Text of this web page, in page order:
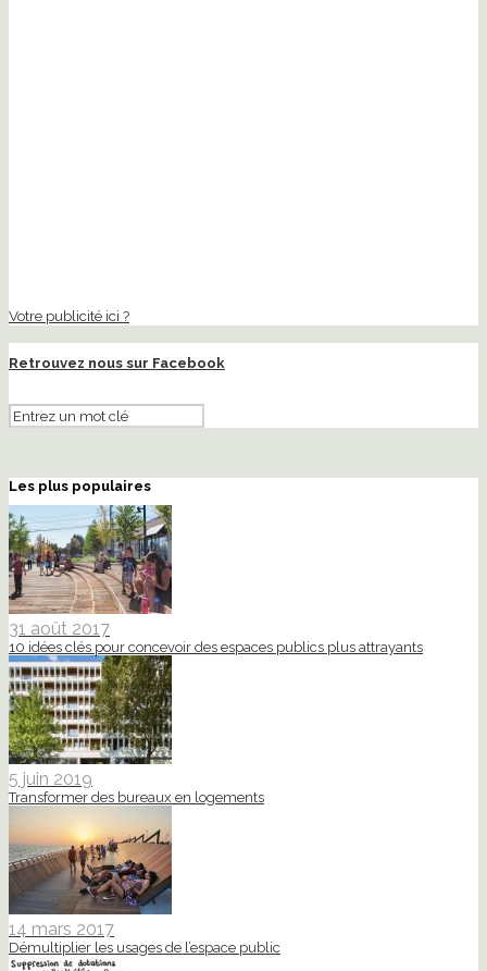
Votre publicité ici ?
Retrouvez nous sur Facebook
Les plus populaires
31 août 2017
10 idées clés pour concevoir des espaces publics plus attrayants
5 juin 2019
Transformer des bureaux en logements
14 mars 2017
Démultiplier les usages de l’espace public